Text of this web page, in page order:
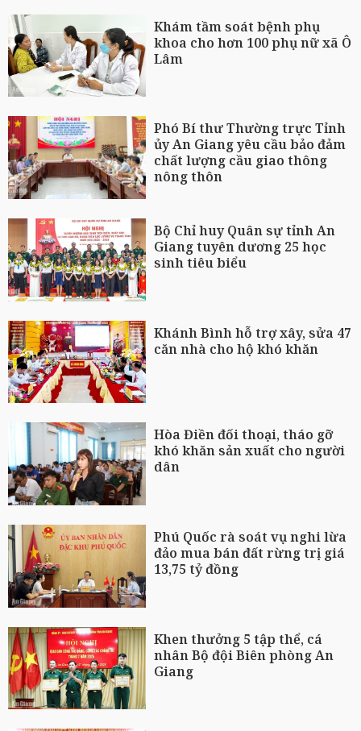
Khám tầm soát bệnh phụ
khoa cho hơn 100 phụ nữ xã Ô
Lâm
Phó Bí thư Thường trực Tỉnh
ủy An Giang yêu cầu bảo đảm
chất lượng cầu giao thông
nông thôn
Bộ Chỉ huy Quân sự tỉnh An
Giang tuyên dương 25 học
sinh tiêu biểu
Khánh Bình hỗ trợ xây, sửa 47
căn nhà cho hộ khó khăn
Hòa Điền đối thoại, tháo gỡ
khó khăn sản xuất cho người
dân
Phú Quốc rà soát vụ nghi lừa
đảo mua bán đất rừng trị giá
13,75 tỷ đồng
Khen thưởng 5 tập thể, cá
nhân Bộ đội Biên phòng An
Giang